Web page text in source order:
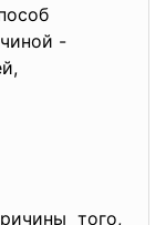
-
того,